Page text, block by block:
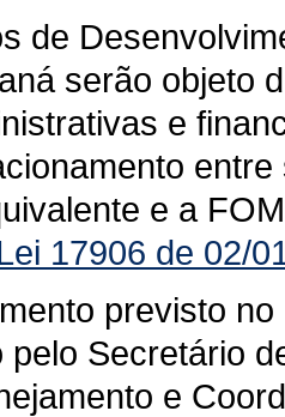
de
serão objeto
e
e a
17906 de 02/
previsto
pelo Secretário
e